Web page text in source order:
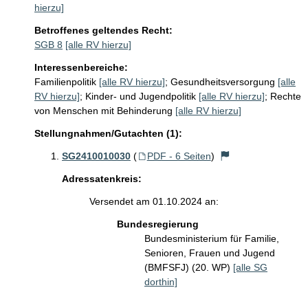
hierzu]
Betroffenes geltendes Recht:
SGB 8 [alle RV hierzu]
Interessenbereiche:
Familienpolitik [alle RV hierzu]; Gesundheitsversorgung [alle
RV hierzu]; Kinder- und Jugendpolitik [alle RV hierzu]; Rechte
von Menschen mit Behinderung [alle RV hierzu]
Stellungnahmen/Gutachten (1):
SG2410010030 ( PDF - 6 Seiten)
Adressatenkreis:
Versendet am 01.10.2024 an:
Bundesregierung
Bundesministerium für Familie,
Senioren, Frauen und Jugend
(BMFSFJ) (20. WP) [alle SG
dorthin]